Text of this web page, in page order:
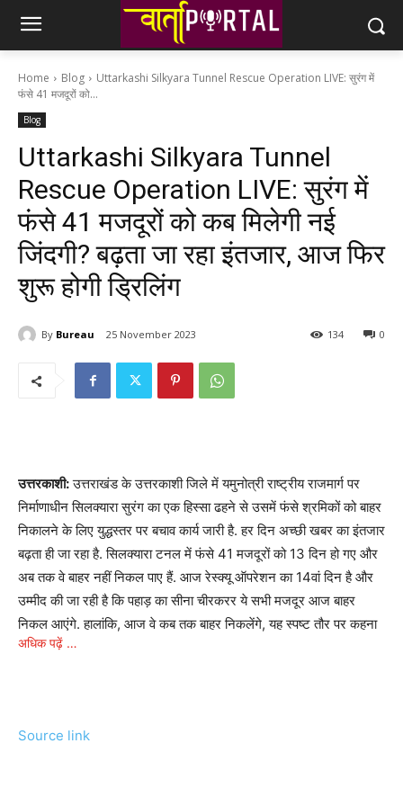
Home Blog
Uttarkashi Silkyara Tunnel Rescue Operation LIVE: सुरंग में
फंसे 41 मजदूरों को...
Blog
Uttarkashi Silkyara Tunnel
Rescue Operation LIVE: सुरंग में
फंसे 41 मजदूरों को कब मिलेगी नई
जिंदगी? बढ़ता जा रहा इंतजार, आज फिर
शुरू होगी ड्रिलिंग
By Bureau 25 November 2023 0
134
उत्तरकाशी:उत्तराखंड के उत्तरकाशी जिले में यमुनोत्री राष्ट्रीय राजमार्ग पर
निर्माणाधीन सिलक्यारा सुरंग का एक हिस्सा ढहने से उसमें फंसे श्रमिकों को बाहर
निकालने के लिए युद्धस्तर पर बचाव कार्य जारी है. हर दिन अच्छी खबर का इंतजार
बढ़ता ही जा रहा है. सिलक्यारा टनल में फंसे 41 मजदूरों को 13 दिन हो गए और
अब तक वे बाहर नहीं निकल पाए हैं. आज रेस्क्यू ऑपरेशन का 14वां दिन है और
उम्मीद की जा रही है कि पहाड़ का सीना चीरकरर ये सभी मजदूर आज बाहर
निकल आएंगे. हालांकि, आज वे कब तक बाहर निकलेंगे, यह स्पष्ट तौर पर कहना
थोड़ा मुश्किल है, क्योंकि ड्रिलिंग के काम में लगातार बाधा उत्पन हो जा रही है.
दरअसल, उत्तरकाशी के सिलक्यारा सुरंग में पिछले 14 दिनों से फंसे 41 श्रमिकों
अधिक पढ़ें …
Source link